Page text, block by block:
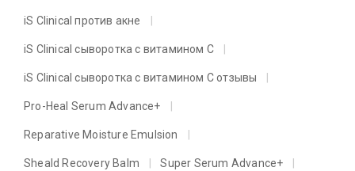
iS Clinical против акне
iS Clinical сыворотка с витамином C
iS Clinical сыворотка с витамином C отзывы
Pro-Heal Serum Advance+
Reparative Moisture Emulsion
Sheald Recovery Balm Super Serum Advance+